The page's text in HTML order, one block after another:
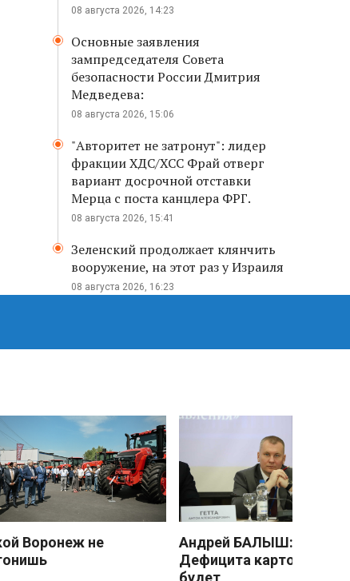
08 августа 2026, 14:23
Основные заявления
зампредседателя Совета
безопасности России Дмитрия
Медведева:
08 августа 2026, 15:06
"Авторитет не затронут": лидер
фракции ХДС/ХСС Фрай отверг
вариант досрочной отставки
Мерца с поста канцлера ФРГ.
08 августа 2026, 15:41
Зеленский продолжает клянчить
вооружение, на этот раз у Израиля
08 августа 2026, 16:23
Воронеж не
Андрей БАЛЫШ:
Дефицита картофеля не